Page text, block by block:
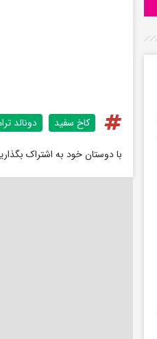
کاخ سفید دونالد
با دوستان خود به اشتراک